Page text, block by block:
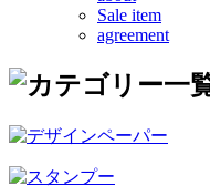
Sale item
agreement